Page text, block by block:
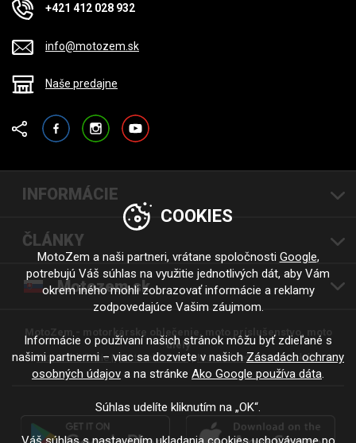
+421 412 028 932
info@motozem.sk
Naše predajne
FacebookInstagramYouTube
INFORMÁCIE
ČLÁNKY
Motozem.sk
MotoZem - motorkárske oblečenie, moto príslušenstvo, moto
diely
Moto oblečenie | Moto oblečení Moto oblečení - motorkáři
COOKIES
MotoZem a naši partneri, vrátane spoločnosti Google,
potrebujú Váš súhlas na využitie jednotlivých dát, aby Vám
okrem iného mohli zobrazovať informácie a reklamy
zodpovedajúce Vašim záujmom.
Informácie o používaní našich stránok môžu byť zdieľané s
našimi partnermi – viac sa dozviete v našich Zásadách ochrany
osobných údajov a na stránke Ako Google používa dáta.
Súhlas udelíte kliknutím na „OK“.